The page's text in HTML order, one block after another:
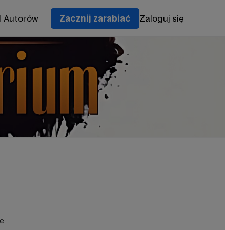
Autorów Zacznij zarabiać Zaloguj się